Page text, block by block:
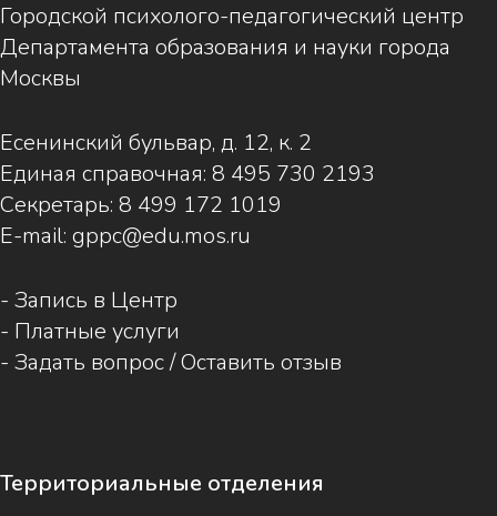
Городской психолого-педагогический центр
Департамента образования и науки города
Москвы
Есенинский бульвар, д. 12, к. 2
Единая справочная: 8 495 730 2193
Секретарь: 8 499 172 1019
E-mail: gppc@edu.mos.ru
- Запись в Центр
- Платные услуги
- Задать вопрос / Оставить отзыв
Территориальные отделения